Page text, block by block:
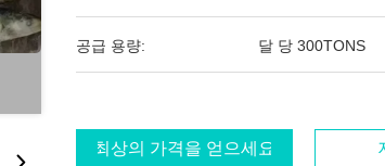
공급 용량: 달 당 300TONS
최상의 가격을 얻으세요